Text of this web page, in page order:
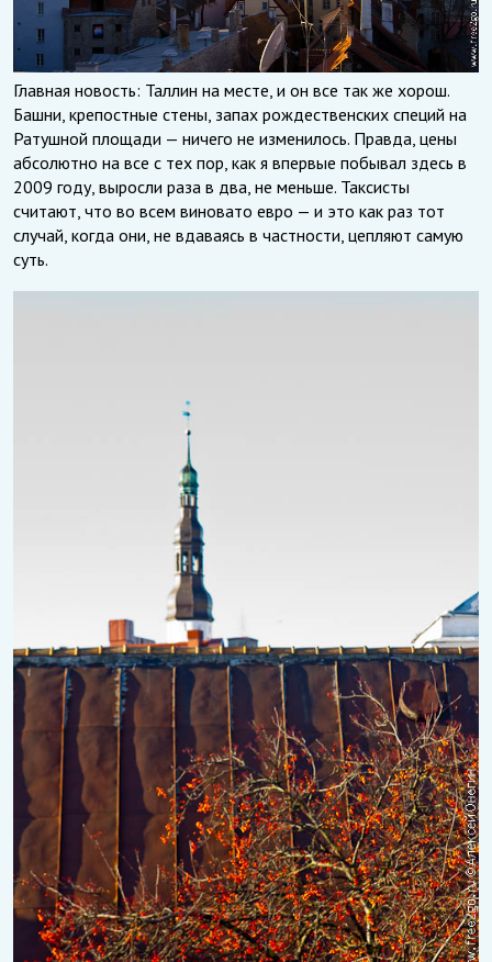
Главная новость: Таллин на месте, и он все так же хорош.
Башни, крепостные стены, запах рождественских специй на
Ратушной площади — ничего не изменилось. Правда, цены
абсолютно на все с тех пор, как я впервые побывал здесь в
2009 году, выросли раза в два, не меньше. Таксисты
считают, что во всем виновато евро — и это как раз тот
случай, когда они, не вдаваясь в частности, цепляют самую
суть.